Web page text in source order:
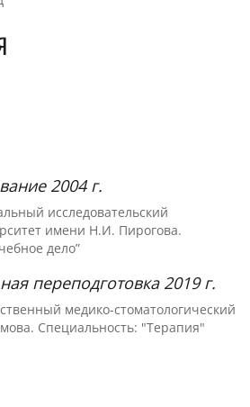
2004 г.
исследовательский
имени Н.И. Пирогова.
дело”
переподготовка 2019 г.
медико-стоматологический
Специальность: "Терапия"